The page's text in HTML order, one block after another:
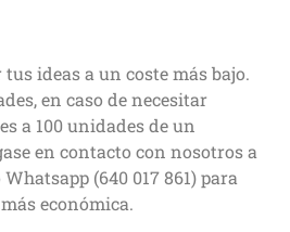
ideas a un coste más bajo.
en caso de necesitar
a 100 unidades de un
en contacto con nosotros a
(640 017 861) para
económica.